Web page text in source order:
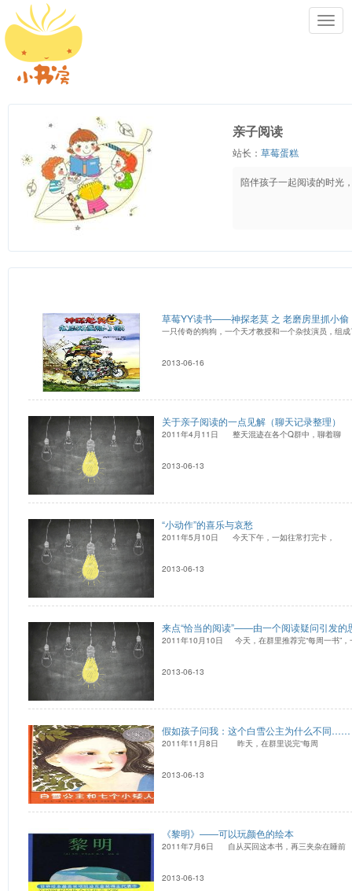
亲子阅读
站长： 草莓蛋糕
陪伴孩子一起阅读的时光
草莓YY读书——神探老莫 之 老磨房里抓小偷
一只传奇的狗狗，一个天才教授和一个杂技演员，组
2013-06-16
关于亲子阅读的一点见解（聊天记录整理）
2011年4月11日 整天混迹在各个Q群中，聊着聊
2013-06-13
“小动作”的喜乐与哀愁
2011年5月10日 今天下午，一如往常打完卡，
2013-06-13
来点“恰当的阅读”——由一个阅读疑问引发的
2011年10月10日 今天，在群里推荐完“每周一书”，
2013-06-13
假如孩子问我：这个白雪公主为什么不同……
2011年11月8日 昨天，在群里说完“每周
2013-06-13
《黎明》——可以玩颜色的绘本
2011年7月6日 自从买回这本书，再三夹杂在睡前
2013-06-13